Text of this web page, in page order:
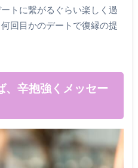
トに繋がるぐらい楽しく過
回目かのデートで復縁の提
、辛抱強くメッセー